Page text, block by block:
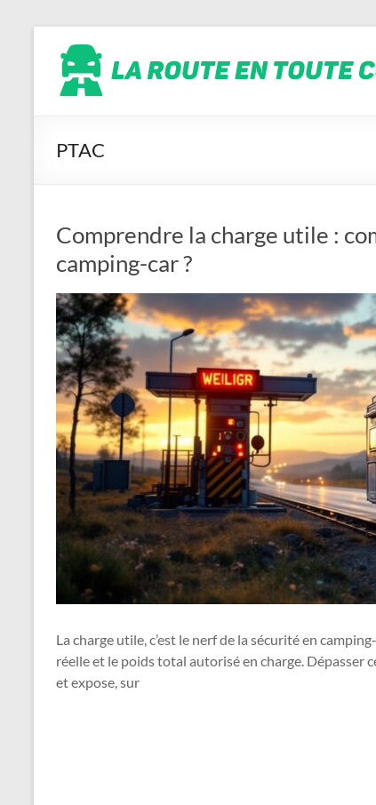
contenu
La
route
en
conscience
PTAC
Comprendre la charge utile :
camping-car ?
La charge utile, c’est le nerf de la sécurité en
réelle et le poids total autorisé en charge. Dépasser
et expose, sur